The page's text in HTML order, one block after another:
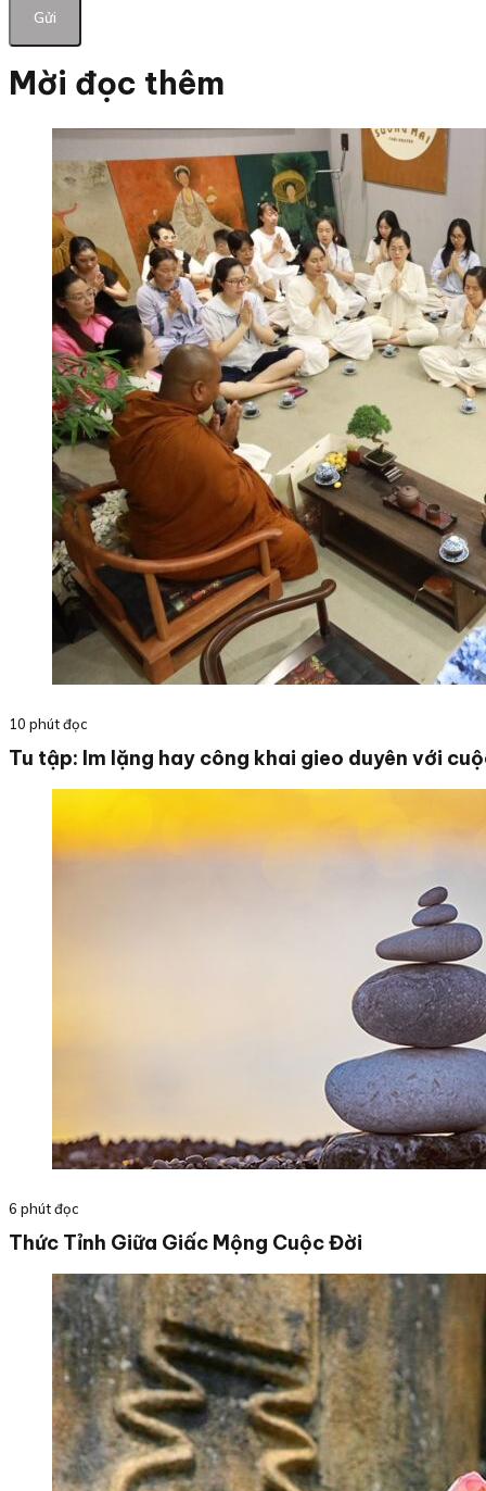
Mời đọc thêm
10 phút đọc
Tu tập: Im lặng hay công khai gieo duyên với
6 phút đọc
Thức Tỉnh Giữa Giấc Mộng Cuộc Đời